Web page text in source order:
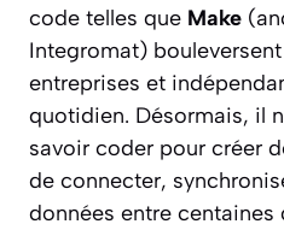
code telles que Make
Integromat)
entreprises et
quotidien. Désormais, il
savoir coder pour créer
de connecter,
données entre centaines